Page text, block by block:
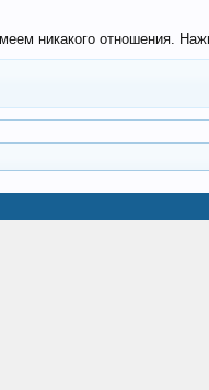
никакого отношения.